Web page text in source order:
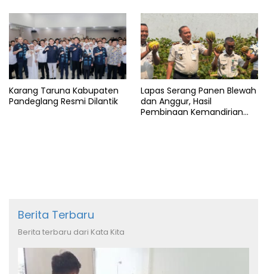
Karang Taruna Kabupaten
Pandeglang Resmi Dilantik
Lapas Serang Panen Blewah
dan Anggur, Hasil
Pembinaan Kemandirian
Berita Terbaru
Berita terbaru dari Kata Kita